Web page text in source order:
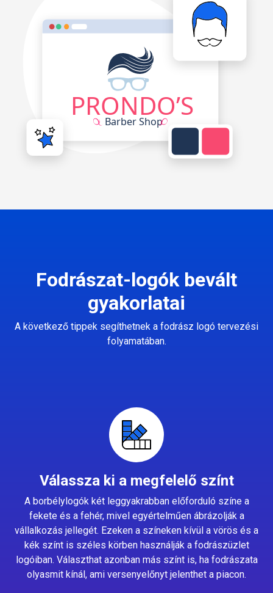
Fodrászat-logók bevált
gyakorlatai
A következő tippek segíthetnek a fodrász logó tervezési
folyamatában.
Válassza ki a megfelelő színt
A borbélylogók két leggyakrabban előforduló színe a
fekete és a fehér, mivel egyértelműen ábrázolják a
vállalkozás jellegét. Ezeken a színeken kívül a vörös és a
kék színt is széles körben használják a fodrászüzlet
logóiban. Választhat azonban más színt is, ha fodrászata
olyasmit kínál, ami versenyelőnyt jelenthet a piacon.